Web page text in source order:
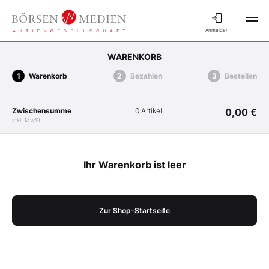
Anmelden
WARENKORB
Warenkorb Bezahlen Bestellen
Zwischensumme
inkl. MwSt.
0 Artikel 0,00 €
Ihr Warenkorb ist leer
Zur Shop-Startseite